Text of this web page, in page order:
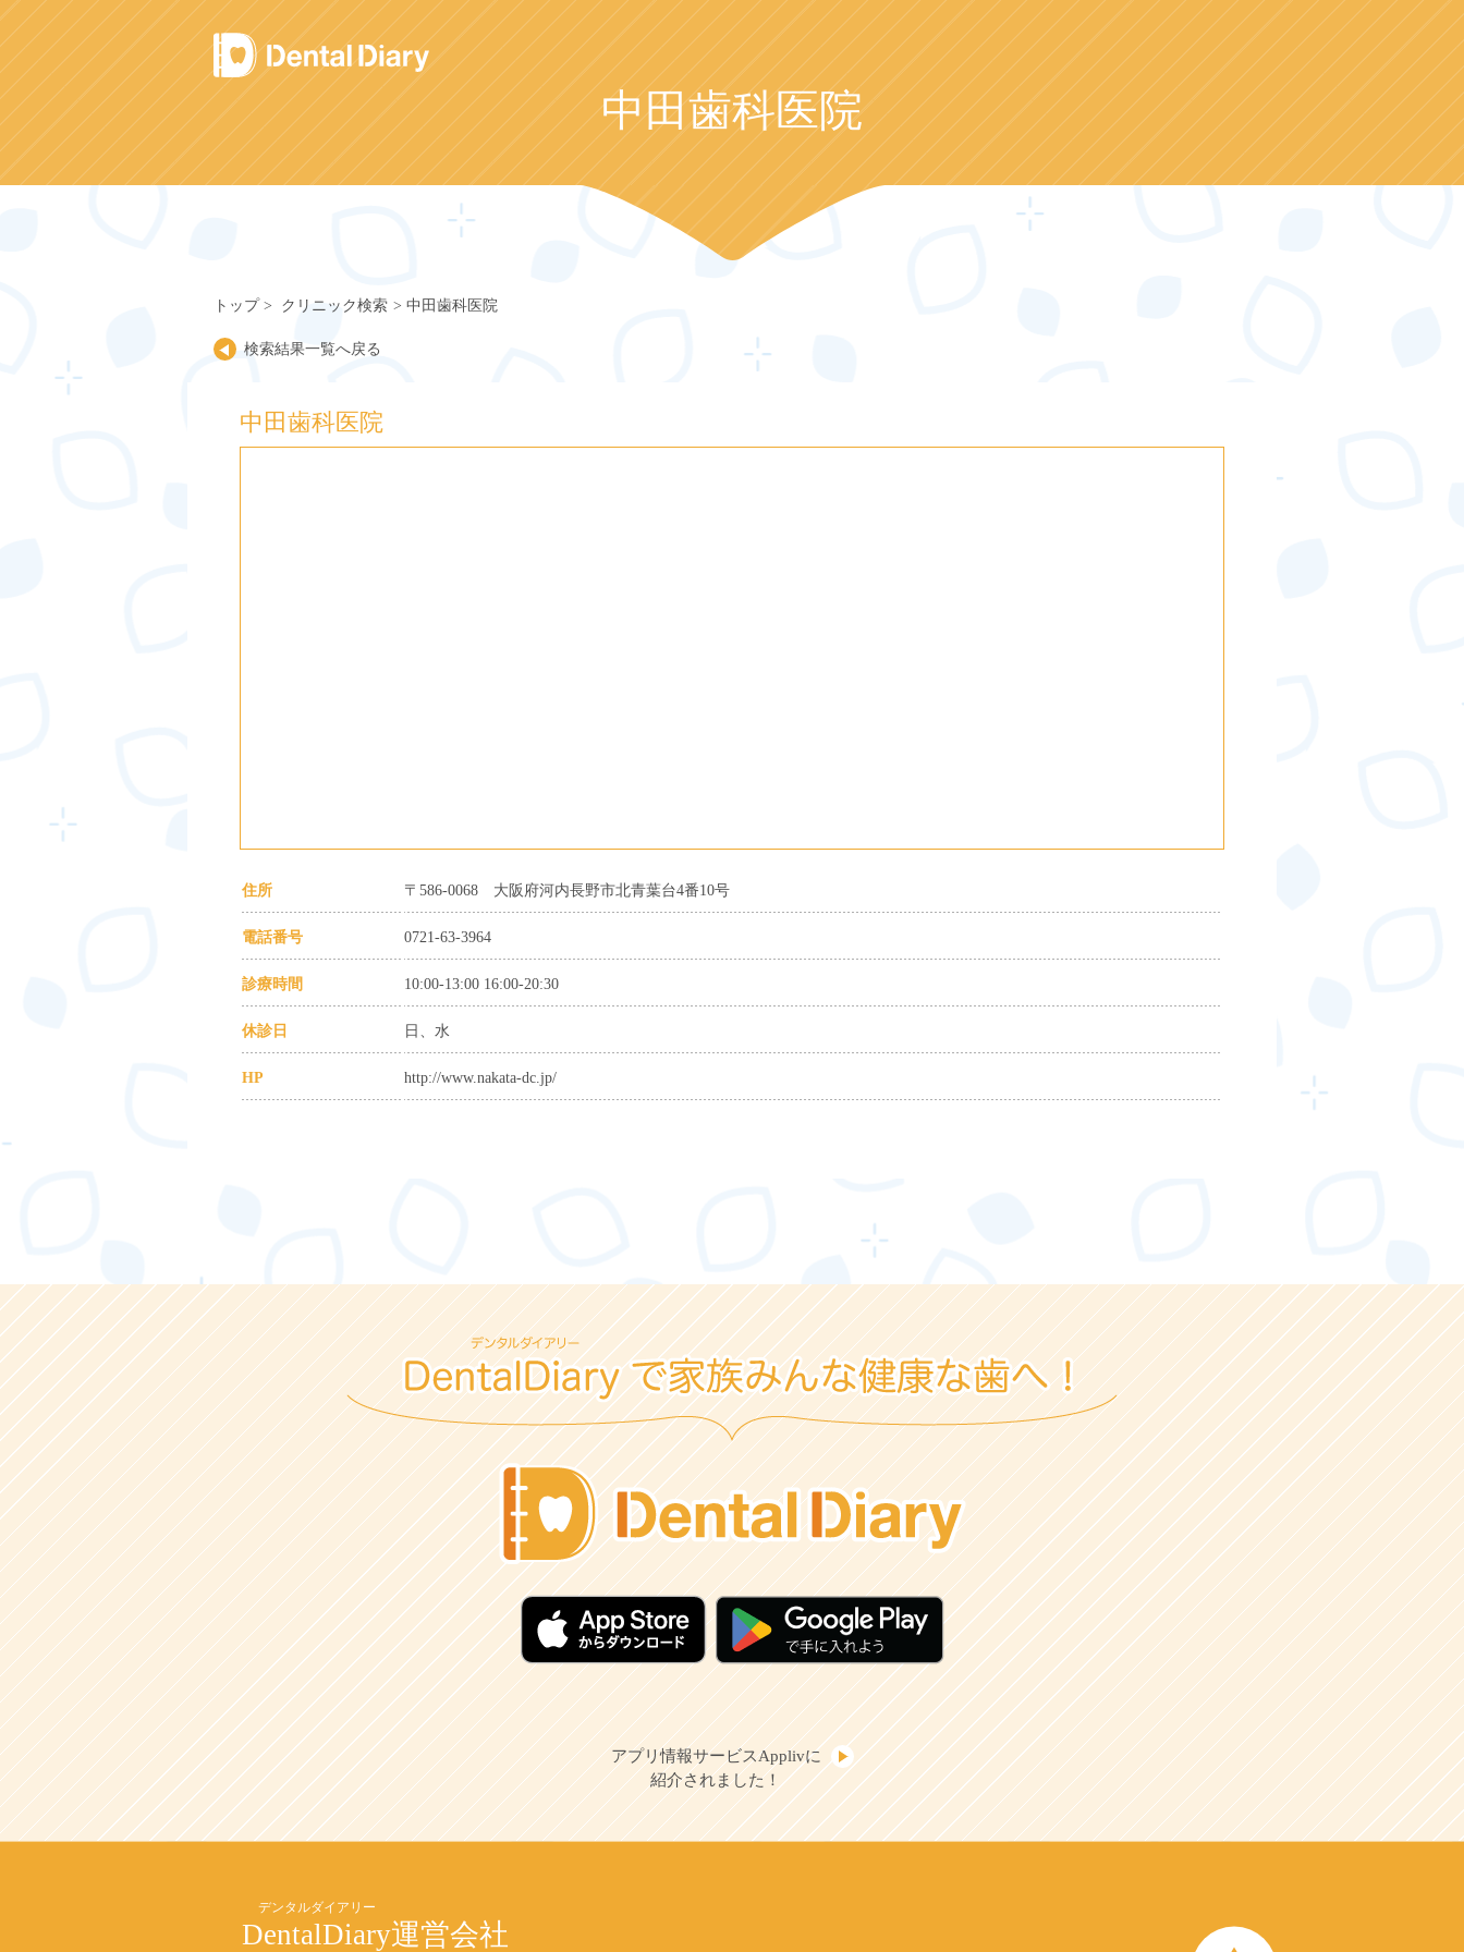
Skip
to
content
中田歯科医院
トップ クリニック検索 中田歯科医院
検索結果一覧へ戻る
中田歯科医院
住所 〒586-0068 大阪府河内長野市北青葉台4番10号
電話番号 0721-63-3964
診療時間 10:00-13:00 16:00-20:30
休診日 日、水
HP http://www.nakata-dc.jp/
アプリ情報サービスApplivに
紹介されました！
DentalDiary運営会社